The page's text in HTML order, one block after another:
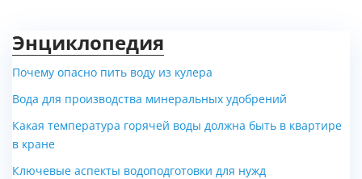
Энциклопедия
Почему опасно пить воду из кулера
Вода для производства минеральных удобрений
Какая температура горячей воды должна быть в квартире
в кране
Ключевые аспекты водоподготовки для нужд